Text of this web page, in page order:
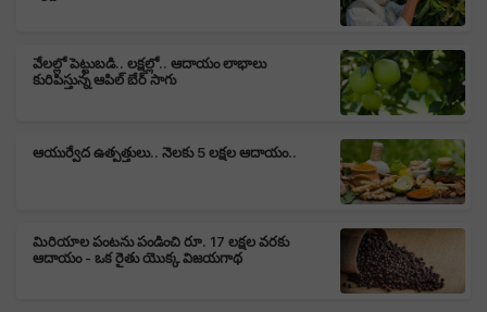
వేలల్లో పెట్టుబడి.. లక్షల్లో.. ఆదాయం లాభాలు
కురిపిస్తున్న ఆపిల్ బేర్ సాగు
ఆయుర్వేద ఉత్పత్తులు.. నెలకు 5 లక్షల ఆదాయం..
మిరియాల పంటను పండించి రూ. 17 లక్షల వరకు
ఆదాయం - ఒక రైతు యొక్క విజయగాథ